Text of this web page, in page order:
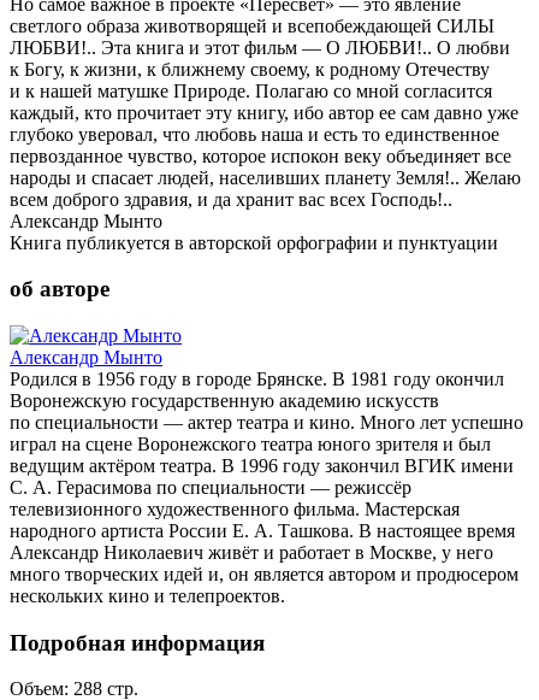
светлого образа животворящей и всепобеждающей СИЛЫ
ЛЮБВИ!.. Эта книга и этот фильм — О ЛЮБВИ!.. О любви
к Богу, к жизни, к ближнему своему, к родному Отечеству
и к нашей матушке Природе. Полагаю со мной согласится
каждый, кто прочитает эту книгу, ибо автор ее сам давно уже
глубоко уверовал, что любовь наша и есть то единственное
первозданное чувство, которое испокон веку объединяет все
народы и спасает людей, населивших планету Земля!.. Желаю
всем доброго здравия, и да хранит вас всех Господь!..
Александр Мынто
Книга публикуется в авторской орфографии и пунктуации
об авторе
Александр Мынто
Родился в 1956 году в городе Брянске. В 1981 году окончил
Воронежскую государственную академию искусств
по специальности — актер театра и кино. Много лет успешно
играл на сцене Воронежского театра юного зрителя и был
ведущим актёром театра. В 1996 году закончил ВГИК имени
С. А. Герасимова по специальности — режиссёр
телевизионного художественного фильма. Мастерская
народного артиста России Е. А. Ташкова. В настоящее время
Александр Николаевич живёт и работает в Москве, у него
много творческих идей и, он является автором и продюсером
нескольких кино и телепроектов.
Подробная информация
Объем: 288 стр.